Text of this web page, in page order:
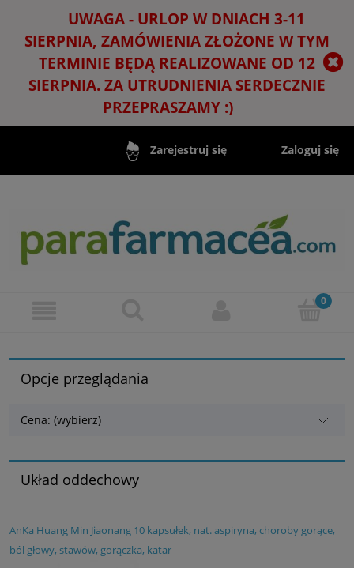
UWAGA - URLOP W DNIACH 3-11
SIERPNIA, ZAMÓWIENIA ZŁOŻONE W TYM
TERMINIE BĘDĄ REALIZOWANE OD 12
SIERPNIA. ZA UTRUDNIENIA SERDECZNIE
PRZEPRASZAMY :)
Zarejestruj się Zaloguj się
Opcje przeglądania
Cena: (wybierz)
Układ oddechowy
AnKa Huang Min Jiaonang 10 kapsułek, nat. aspiryna, choroby gorące,
ból głowy, stawów, gorączka, katar